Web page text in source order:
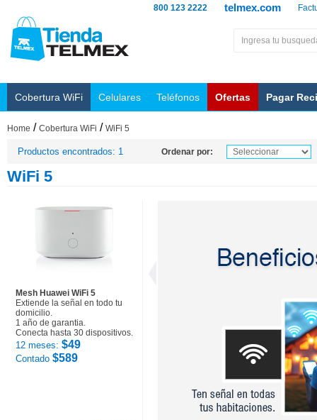
telmex.com
800 123 2222
Cobertura WiFi Celulares Teléfonos Ofertas Pagar
Home / Cobertura WiFi / WiFi 5
Productos encontrados: 1 Ordenar por:
WiFi 5
Mesh Huawei WiFi 5
Extiende la señal en todo tu
domicilio.
1 año de garantia.
Conecta hasta 30 dispositivos.
12 meses: $49
Contado $589